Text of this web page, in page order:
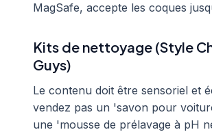
MagSafe, accepte les coques
Kits de nettoyage (Style
Guys)
Le contenu doit être sensoriel et
vendez pas un 'savon pour
une 'mousse de prélavage à pH